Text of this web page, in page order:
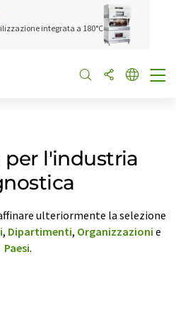
integrata a 180°C
per l'industria
ulteriormente la selezione
, Dipartimenti, Organizzazioni e
Paesi.